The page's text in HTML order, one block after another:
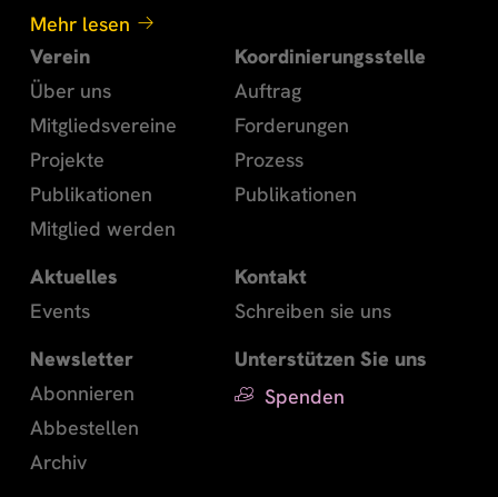
Mehr lesen
Verein
Über uns
Mitgliedsvereine
Projekte
Publikationen
Mitglied werden
Koordinierungsstelle
Auftrag
Forderungen
Prozess
Publikationen
Aktuelles
Events
Kontakt
Schreiben sie uns
Newsletter
Abonnieren
Abbestellen
Archiv
Unterstützen Sie uns
Spenden